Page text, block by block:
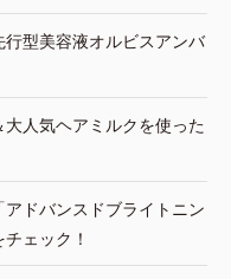
行型美容液オルビスアンバ
大人気ヘアミルクを使った
アドバンスドブライトニン
ェック！